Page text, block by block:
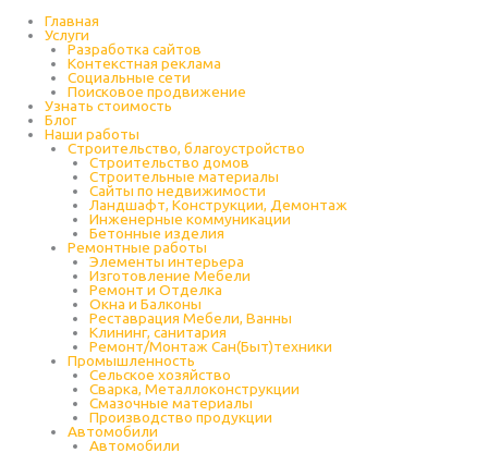
содержимому
Главная
Услуги
Разработка сайтов
Контекстная реклама
Социальные сети
Поисковое продвижение
Узнать стоимость
Блог
Наши работы
Строительство, благоустройство
Строительство домов
Строительные материалы
Сайты по недвижимости
Ландшафт, Конструкции, Демонтаж
Инженерные коммуникации
Бетонные изделия
Ремонтные работы
Элементы интерьера
Изготовление Мебели
Ремонт и Отделка
Окна и Балконы
Реставрация Мебели, Ванны
Клининг, санитария
Ремонт/Монтаж Сан(Быт)техники
Промышленность
Cельское хозяйство
Сварка, Металлоконструкции
Cмазочные материалы
Производство продукции
Автомобили
Автомобили